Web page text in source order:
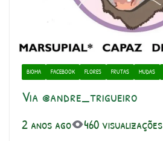
BIOMA FACEBOOK FLORES FRUTAS MUDAS
Via @andre_trigueiro
2 anos ago 460 visualizações